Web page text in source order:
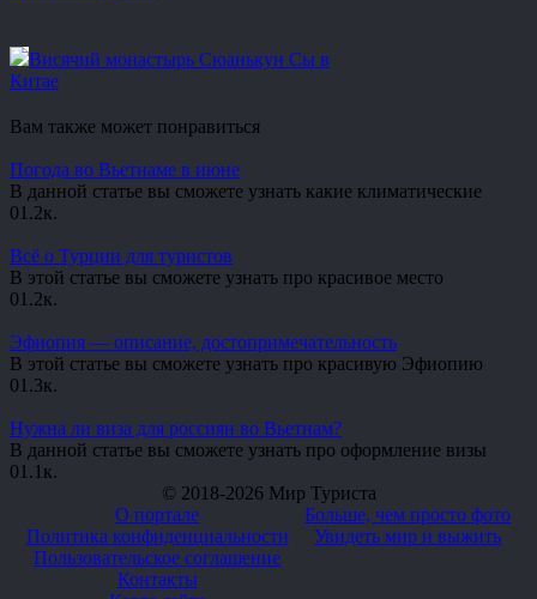
Висячий монастырь Сюанькун Сы в
Китае
Вам также может понравиться
Погода во Вьетнаме в июне
В данной статье вы сможете узнать какие климатические
01.2к.
Всё о Турции для туристов
В этой статье вы сможете узнать про красивое место
01.2к.
Эфиопия — описание, достопримечательность
В этой статье вы сможете узнать про красивую Эфиопию
01.3к.
Нужна ли виза для россиян во Вьетнам?
В данной статье вы сможете узнать про оформление визы
01.1к.
© 2018-2026 Мир Туриста
О портале
Политика конфиденциальности
Пользовательское соглашение
Контакты
Больше, чем просто фото
Увидеть мир и выжить